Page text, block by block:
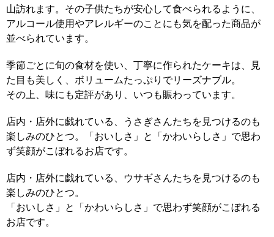
山訪れます。その子供たちが安心して食べられるように、
アルコール使用やアレルギーのことにも気を配った商品が
並べられています。
季節ごとに旬の食材を使い、丁寧に作られたケーキは、見
た目も美しく、ボリュームたっぷりでリーズナブル。
その上、味にも定評があり、いつも賑わっています。
店内・店外に戯れている、うさぎさんたちを見つけるのも
楽しみのひとつ。「おいしさ」と「かわいらしさ」で思わ
ず笑顔がこぼれるお店です。
店内・店外に戯れている、ウサギさんたちを見つけるのも
楽しみのひとつ。
「おいしさ」と「かわいらしさ」で思わず笑顔がこぼれる
お店です。